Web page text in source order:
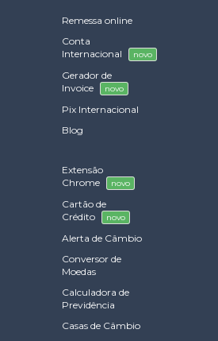
Remessa online
Conta
Internacional
novo
Gerador de
Invoice
novo
Pix Internacional
Blog
Extensão
Chrome
novo
Cartão de
Crédito
novo
Alerta de Câmbio
Conversor de
Moedas
Calculadora de
Previdência
Casas de Câmbio